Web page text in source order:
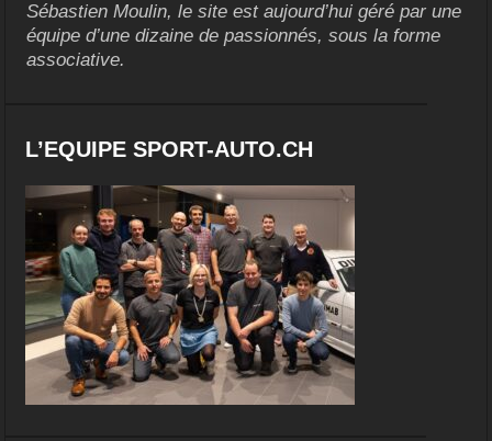
Sébastien Moulin, le site est aujourd’hui géré par une
équipe d’une dizaine de passionnés, sous la forme
associative.
L’EQUIPE SPORT-AUTO.CH